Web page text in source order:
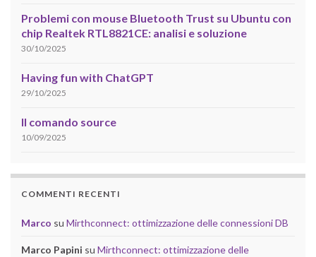
Problemi con mouse Bluetooth Trust su Ubuntu con
chip Realtek RTL8821CE: analisi e soluzione
30/10/2025
Having fun with ChatGPT
29/10/2025
Il comando source
10/09/2025
COMMENTI RECENTI
Marco su Mirthconnect: ottimizzazione delle connessioni DB
Marco Papini su Mirthconnect: ottimizzazione delle